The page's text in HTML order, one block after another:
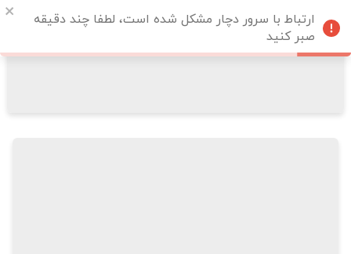
ارتباط با سرور دچار مشکل شده است، لطفا چند دقیقه
صبر کنید